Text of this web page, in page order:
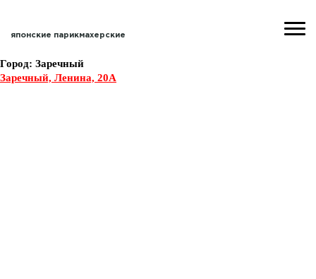
японские парикмахерские
Город: Заречный
Заречный, Ленина, 20А